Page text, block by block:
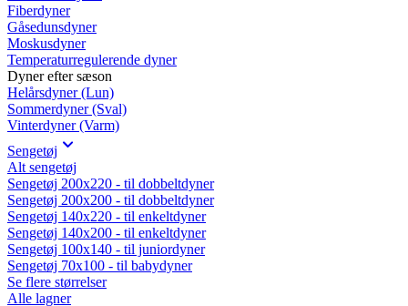
Fiberdyner
Gåsedunsdyner
Moskusdyner
Temperaturregulerende dyner
Dyner efter sæson
Helårsdyner (Lun)
Sommerdyner (Sval)
Vinterdyner (Varm)
Sengetøj
Alt sengetøj
Sengetøj 200x220 - til dobbeltdyner
Sengetøj 200x200 - til dobbeltdyner
Sengetøj 140x220 - til enkeltdyner
Sengetøj 140x200 - til enkeltdyner
Sengetøj 100x140 - til juniordyner
Sengetøj 70x100 - til babydyner
Se flere størrelser
Alle lagner